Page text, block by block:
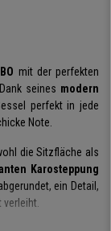
mit der perfekten
seines modern
perfekt in jede
Note.
die Sitzfläche als
Karosteppung
ein Detail,
verleiht.